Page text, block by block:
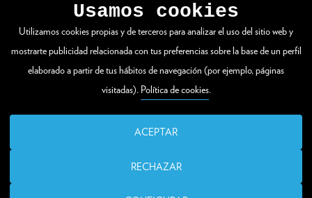
VER WEB COMPLETA
20003 Donostia / San Sebastián
T. (00 34) 943 48 15 80
Usamos cookies
Utilizamos cookies propias y de terceros para analizar el uso del sitio web y
mostrarte publicidad relacionada con tus preferencias sobre la base de un perfil
elaborado a partir de tus hábitos de navegación (por ejemplo, páginas
visitadas). Política de cookies.
RECHAZAR
ACEPTAR